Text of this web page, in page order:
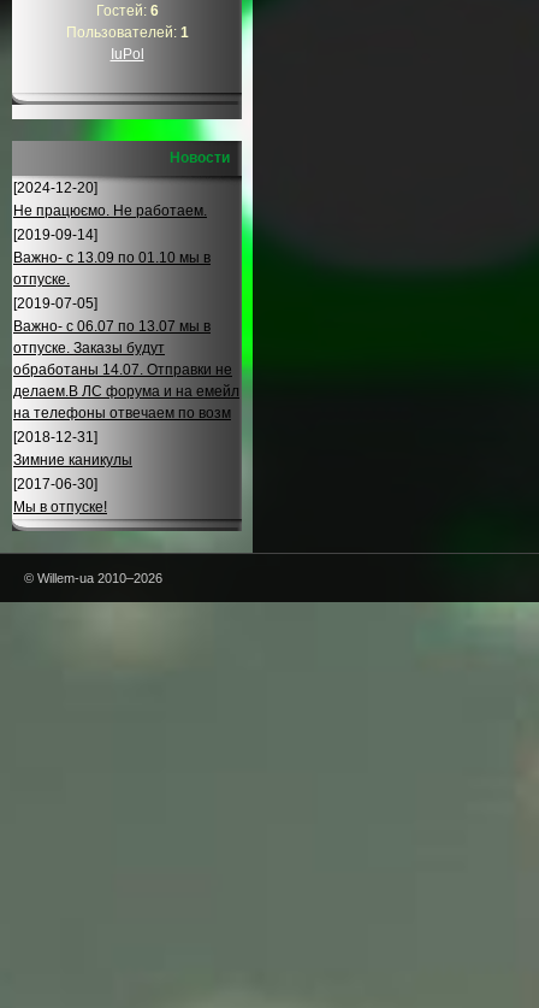
Гостей: 6
Пользователей: 1
IuPol
Новости
[2024-12-20]
Не працюємо. Не работаем.
[2019-09-14]
Важно- с 13.09 по 01.10 мы в
отпуске.
[2019-07-05]
Важно- с 06.07 по 13.07 мы в
отпуске. Заказы будут
обработаны 14.07. Отправки не
делаем.В ЛС форума и на емейл
на телефоны отвечаем по возм
[2018-12-31]
Зимние каникулы
[2017-06-30]
Мы в отпуске!
© Willem-ua 2010–2026